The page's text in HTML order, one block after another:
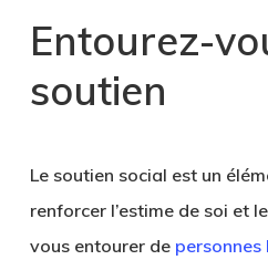
Entourez-
soutien
Le soutien social est un
renforcer l’estime de soi et
vous entourer de